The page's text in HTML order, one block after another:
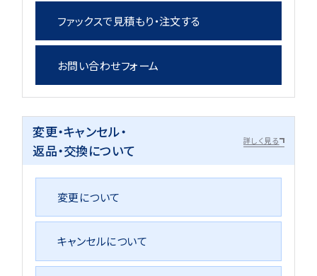
ファックスで見積もり・注文する
お問い合わせフォーム
変更・キャンセル・
返品・交換について
詳しく見る
変更について
キャンセルについて